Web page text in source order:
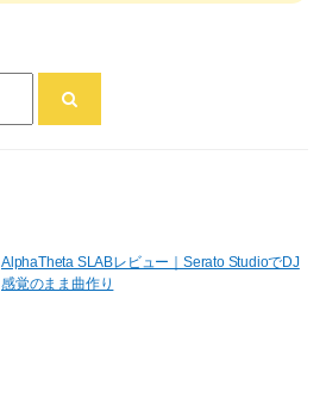
AlphaTheta SLABレビュー｜Serato StudioでDJ
感覚のまま曲作り